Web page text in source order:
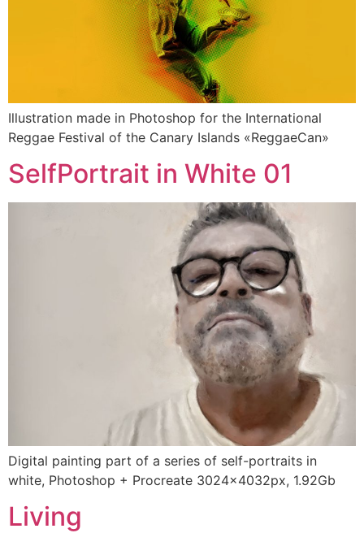
Illustration made in Photoshop for the International
Reggae Festival of the Canary Islands «ReggaeCan»
SelfPortrait in White 01
Digital painting part of a series of self-portraits in
white, Photoshop + Procreate 3024x4032px, 1.92Gb
Living